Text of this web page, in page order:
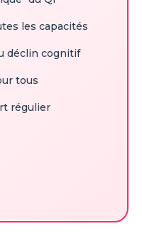
les capacités
déclin cognitif
tous
régulier